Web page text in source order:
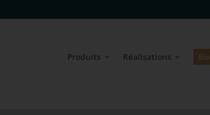
Produits Réalisations